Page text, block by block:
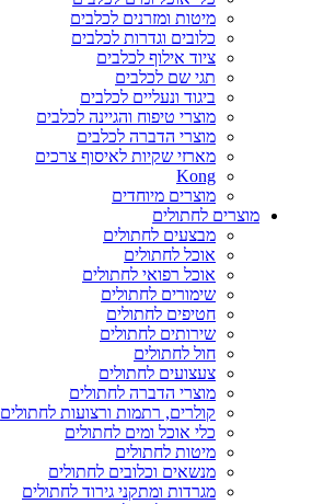
מיטות ומזרנים לכלבים
כלובים וגדרות לכלבים
ציוד אילוף לכלבים
תגי שם לכלבים
ביגוד ונעליים לכלבים
מוצרי טיפוח והגיינה לכלבים
מוצרי הדברה לכלבים
מארזי שקיות לאיסוף צרכים
Kong
מוצרים מיוחדים
מוצרים לחתולים
מבצעים לחתולים
אוכל לחתולים
אוכל רפואי לחתולים
שימורים לחתולים
חטיפים לחתולים
שירותים לחתולים
חול לחתולים
צעצועים לחתולים
מוצרי הדברה לחתולים
קולרים, רתמות ורצועות לחתולים
כלי אוכל ומים לחתולים
מיטות לחתולים
מנשאים וכלובים לחתולים
מגרדות ומתקני גירוד לחתולים